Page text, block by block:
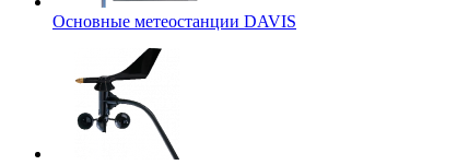
Основные метеостанции DAVIS